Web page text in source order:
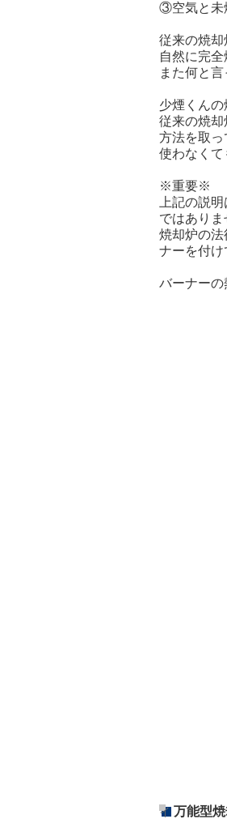
③空気と未
従来の焼
自然に完
また何と
少煙くん
従来の焼
方法を取
使わなくて
※重要※
上記の説
ではありま
焼却炉の
ナーを付け
バーナー
イ 万能型